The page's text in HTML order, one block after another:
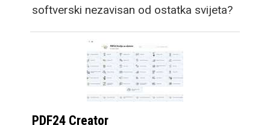
softverski nezavisan od ostatka svijeta?
PDF24 Creator